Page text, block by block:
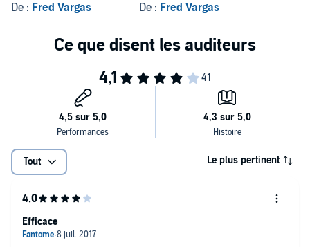
De : Fred Vargas
De : Fred Vargas
Tout Le plus pertinent
Efficace